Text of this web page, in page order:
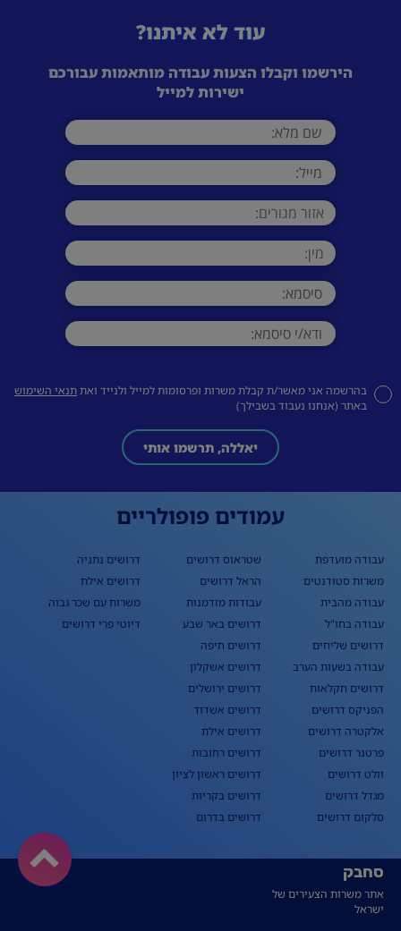
עוד לא איתנו?
הירשמו וקבלו הצעות עבודה מותאמות עבורכם
ישירות למייל
בהרשמה אני מאשר/ת קבלת משרות ופרסומות למייל ולנייד ואתתנאי השימוש
באתר (אנחנו נעבוד בשבילך)
יאללה, תרשמו אותי
עמודים פופולריים
עבודה מועדפת
משרות סטודנטים
עבודה מהבית
עבודה בחו"ל
דרושים שליחים
עבודה בשעות הערב
דרושים חקלאות
הפניקס דרושים
אלקטרה דרושים
פרטנר דרושים
וולט דרושים
מגדל דרושים
סלקום דרושים
שטראוס דרושים
הראל דרושים
עבודות מזדמנות
דרושים באר שבע
דרושים חיפה
דרושים אשקלון
דרושים ירושלים
דרושים אשדוד
דרושים אילת
דרושים רחובות
דרושים ראשון לציון
דרושים בקריות
דרושים בדרום
דרושים נתניה
דרושים אילת
משרות עם שכר גבוה
דיוטי פרי דרושים
סחבק
אתר משרות הצעירים של
ישראל